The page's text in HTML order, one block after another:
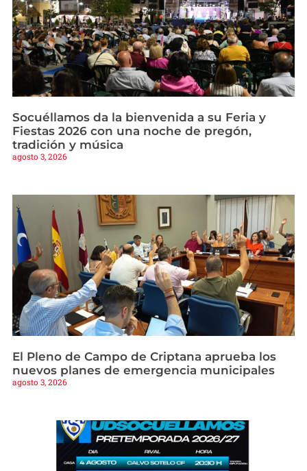
Socuéllamos da la bienvenida a su Feria y
Fiestas 2026 con una noche de pregón,
tradición y música
agosto 3, 2026
El Pleno de Campo de Criptana aprueba los
nuevos planes de emergencia municipales
agosto 3, 2026